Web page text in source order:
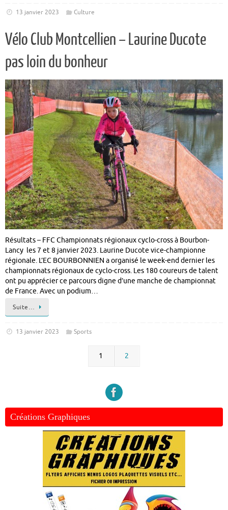
13 janvier 2023 Culture
Vélo Club Montcellien – Laurine Ducote
pas loin du bonheur
Résultats – FFC Championnats régionaux cyclo-cross à Bourbon-
Lancy les 7 et 8 janvier 2023. Laurine Ducote vice-championne
régionale. L’EC BOURBONNIEN a organisé le week-end dernier les
championnats régionaux de cyclo-cross. Les 180 coureurs de talent
ont pu apprécier ce parcours digne d’une manche de championnat
de France. Avec un podium…
Suite…
13 janvier 2023 Sports
1 2
Créations Graphiques